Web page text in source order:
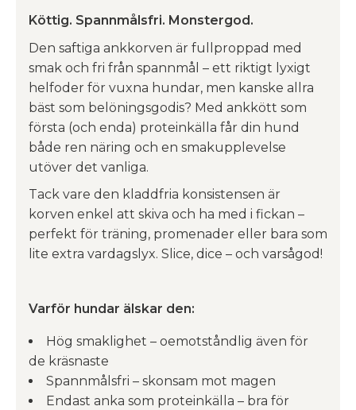
Köttig. Spannmålsfri. Monstergod.
Den saftiga ankkorven är fullproppad med
smak och fri från spannmål – ett riktigt lyxigt
helfoder för vuxna hundar, men kanske allra
bäst som belöningsgodis? Med ankkött som
första (och enda) proteinkälla får din hund
både ren näring och en smakupplevelse
utöver det vanliga.
Tack vare den kladdfria konsistensen är
korven enkel att skiva och ha med i fickan –
perfekt för träning, promenader eller bara som
lite extra vardagslyx. Slice, dice – och varsågod!
Varför hundar älskar den:
Hög smaklighet – oemotståndlig även för
de kräsnaste
Spannmålsfri – skonsam mot magen
Endast anka som proteinkälla – bra för